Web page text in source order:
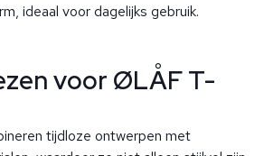
ideaal voor dagelijks gebruik.
voor ØLÅF T-
tijdloze ontwerpen met